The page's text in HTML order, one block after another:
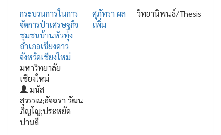
กระบวนการในการ
จัดการป่าเศรษฐกิจ
ชุมชนบ้านหัวทุ่ง
อำเภอเชียงดาว
จังหวัดเชียงใหม่
มหาวิทยาลัย
เชียงใหม่
มนัส
สุวรรณ;อัจฉรา วัฒน
ภิญโญ;ประหยัด
ปานดี
ศุภัทรา ผล
เพิ่ม
วิทยานิพนธ์/Thesis